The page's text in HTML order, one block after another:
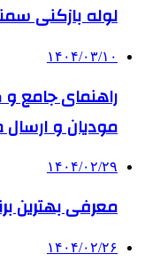
لوله بازکنی
۱۴۰۴/۰۳/۱۰
راهنمای جامع
مودیان و
۱۴۰۴/۰۲/۲۹
معرفی بهترین
۱۴۰۴/۰۲/۲۶